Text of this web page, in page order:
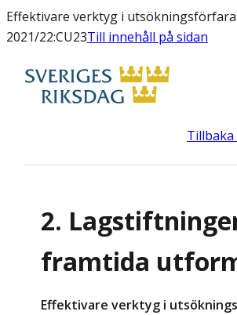
Effektivare verktyg i
2021/22:CU23Till innehåll på sidan
2.
framtida
Effektivare verktyg i